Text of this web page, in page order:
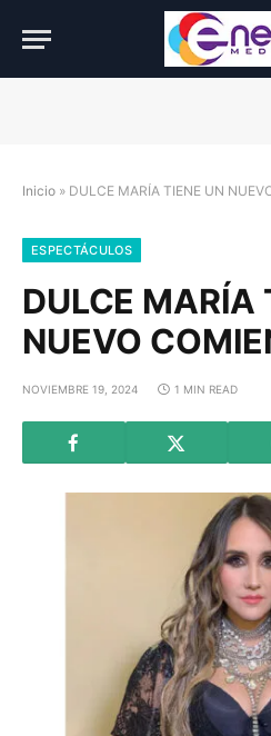
Inicio » DULCE MARÍA TIENE UN
ESPECTÁCULOS
DULCE MARÍA
NUEVO
NOVIEMBRE 19, 2024 1 MIN READ